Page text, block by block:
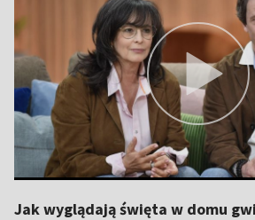
Jak wyglądają święta w domu